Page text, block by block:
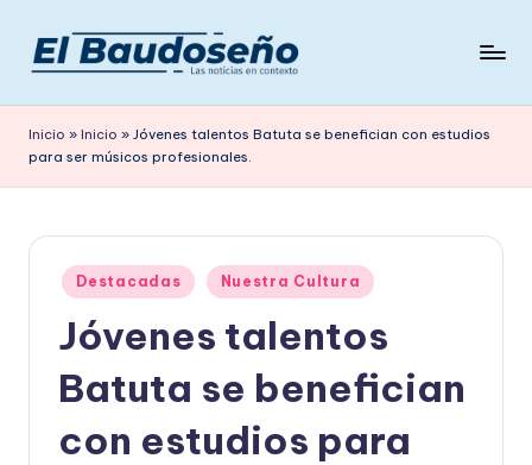
Saltar
contenido
e
ri
d
en
Inicio » Inicio » Jóvenes talentos Batuta se benefician con estudios
para ser músicos profesionales.
Publicado
en
Destacadas Nuestra Cultura
Jóvenes talentos
Batuta se benefician
con estudios para